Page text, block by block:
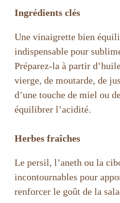
Ingrédients clés
Une vinaigrette bien
indispensable pour
Préparez-la à partir
vierge, de moutarde, de
d’une touche de miel ou
équilibrer l’acidité.
Herbes fraîches
Le persil, l’aneth ou la
incontournables pour
renforcer le goût de la